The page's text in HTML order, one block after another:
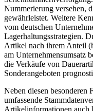
Nummerierung versehen,
gewährleistet. Weitere
vom deutschen
Lagerhaltungsstrategien.
Artikel nach ihrem Anteil
am Unternehmensumsatz
die Verkäufe von
Sonderangeboten
Neben diesen besonderen
umfassende